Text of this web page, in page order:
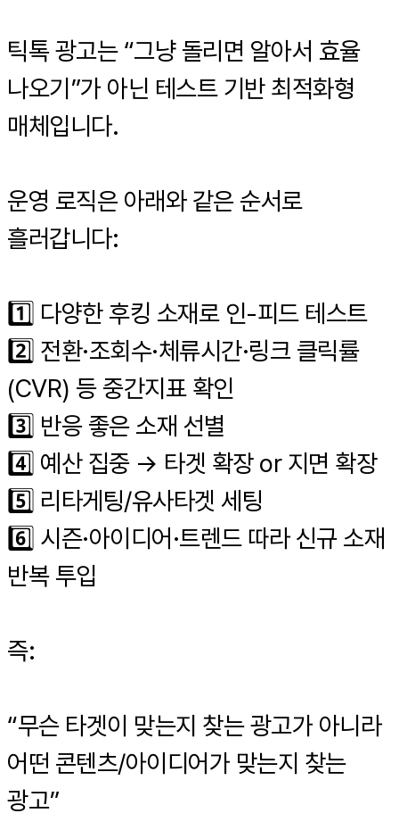
틱톡 광고는 “그냥 돌리면 알아서 효율
나오기”가 아닌 테스트 기반 최적화형
매체입니다.
운영 로직은 아래와 같은 순서로
흘러갑니다:
1️⃣ 다양한 후킹 소재로 인-피드 테스트
2️⃣ 전환·조회수·체류시간·링크 클릭률
(CVR) 등 중간지표 확인
3️⃣ 반응 좋은 소재 선별
4️⃣ 예산 집중 → 타겟 확장 or 지면 확장
5️⃣ 리타게팅/유사타겟 세팅
6️⃣ 시즌·아이디어·트렌드 따라 신규 소재
반복 투입
즉:
“무슨 타겟이 맞는지 찾는 광고가 아니라
어떤 콘텐츠/아이디어가 맞는지 찾는
광고”